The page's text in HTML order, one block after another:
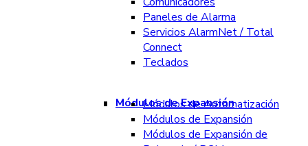
Paneles de Alarma
Servicios AlarmNet / Total
Connect
Teclados
Módulos de Expansión
Módulos de Automatización
Módulos de Expansión
Módulos de Expansión de